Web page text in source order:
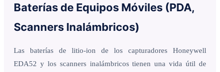
Baterías de Equipos Móviles (PDA,
Scanners Inalámbricos)
Las baterías de litio-ion de los capturadores Honeywell
EDA52 y los scanners inalámbricos tienen una vida útil de